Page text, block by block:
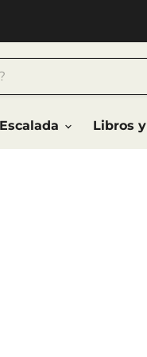
Escalada
Libros